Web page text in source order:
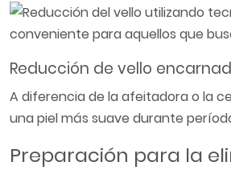
conveniente para aquellos que
Reducción de vello
A diferencia de la afeitadora o la
una piel más suave durante
Preparación para la